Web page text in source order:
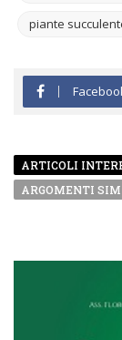
piante
ARTICOLI
ARGOMENTI